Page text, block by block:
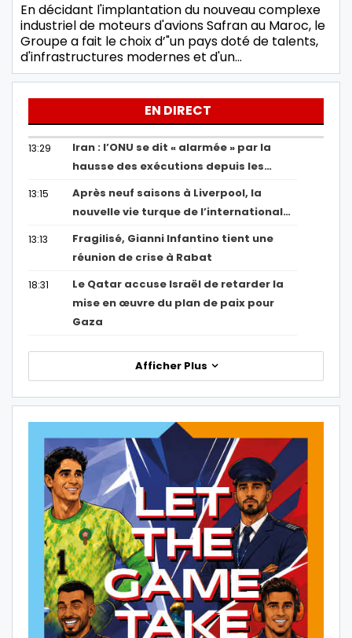
En décidant l'implantation du nouveau complexe
industriel de moteurs d'avions Safran au Maroc, le
Groupe a fait le choix d’"un pays doté de talents,
d'infrastructures modernes et d'un…
EN DIRECT
13:29
Iran : l’ONU se dit « alarmée » par la
hausse des exécutions depuis les…
13:15
Après neuf saisons à Liverpool, la
nouvelle vie turque de l’international…
13:13
Fragilisé, Gianni Infantino tient une
réunion de crise à Rabat
18:31
Le Qatar accuse Israël de retarder la
mise en œuvre du plan de paix pour
Gaza
Afficher Plus